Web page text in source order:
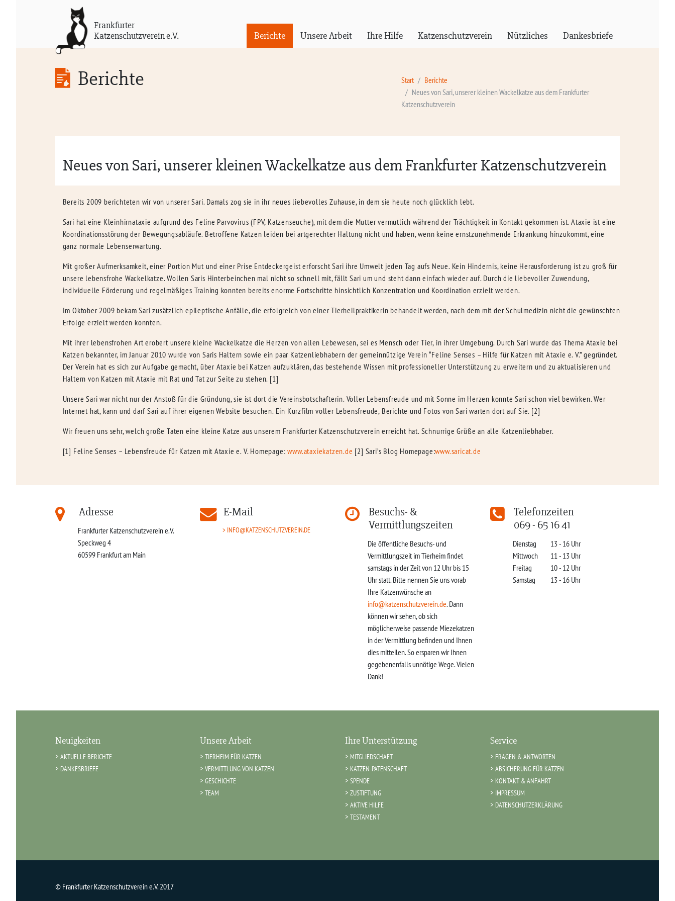
Frankfurter
Katzenschutzverein e.V.
Berichte Unsere Arbeit Ihre Hilfe Katzenschutzverein Nützliches Dankesbriefe
Berichte Start
Berichte
Neues von Sari, unserer kleinen Wackelkatze aus dem Frankfurter
Katzenschutzverein
Neues von Sari, unserer kleinen Wackelkatze aus dem Frankfurter Katzenschutzverein
Bereits 2009 berichteten wir von unserer Sari. Damals zog sie in ihr neues liebevolles Zuhause, in dem sie heute noch glücklich lebt.
Sari hat eine Kleinhirnataxie aufgrund des Feline Parvovirus (FPV, Katzenseuche), mit dem die Mutter vermutlich während der Trächtigkeit in Kontakt gekommen ist. Ataxie ist eine
Koordinationsstörung der Bewegungsabläufe. Betroffene Katzen leiden bei artgerechter Haltung nicht und haben, wenn keine ernstzunehmende Erkrankung hinzukommt, eine
ganz normale Lebenserwartung.
Mit großer Aufmerksamkeit, einer Portion Mut und einer Prise Entdeckergeist erforscht Sari ihre Umwelt jeden Tag aufs Neue. Kein Hindernis, keine Herausforderung ist zu groß für
unsere lebensfrohe Wackelkatze. Wollen Saris Hinterbeinchen mal nicht so schnell mit, fällt Sari um und steht dann einfach wieder auf. Durch die liebevoller Zuwendung,
individuelle Förderung und regelmäßiges Training konnten bereits enorme Fortschritte hinsichtlich Konzentration und Koordination erzielt werden.
Im Oktober 2009 bekam Sari zusätzlich epileptische Anfälle, die erfolgreich von einer Tierheilpraktikerin behandelt werden, nach dem mit der Schulmedizin nicht die gewünschten
Erfolge erzielt werden konnten.
Mit ihrer lebensfrohen Art erobert unsere kleine Wackelkatze die Herzen von allen Lebewesen, sei es Mensch oder Tier, in ihrer Umgebung. Durch Sari wurde das Thema Ataxie bei
Katzen bekannter, im Januar 2010 wurde von Saris Haltern sowie ein paar Katzenliebhabern der gemeinnützige Verein “Feline Senses – Hilfe für Katzen mit Ataxie e. V.” gegründet.
Der Verein hat es sich zur Aufgabe gemacht, über Ataxie bei Katzen aufzuklären, das bestehende Wissen mit professioneller Unterstützung zu erweitern und zu aktualisieren und
Haltern von Katzen mit Ataxie mit Rat und Tat zur Seite zu stehen. [1]
Unsere Sari war nicht nur der Anstoß für die Gründung, sie ist dort die Vereinsbotschafterin. Voller Lebensfreude und mit Sonne im Herzen konnte Sari schon viel bewirken. Wer
Internet hat, kann und darf Sari auf ihrer eigenen Website besuchen. Ein Kurzfilm voller Lebensfreude, Berichte und Fotos von Sari warten dort auf Sie. [2]
Wir freuen uns sehr, welch große Taten eine kleine Katze aus unserem Frankfurter Katzenschutzverein erreicht hat. Schnurrige Grüße an alle Katzenliebhaber.
[1] Feline Senses – Lebensfreude für Katzen mit Ataxie e. V. Homepage:www.ataxiekatzen.de [2] Sari’s Blog Homepage:www.saricat.de
Adresse
Frankfurter Katzenschutzverein e.V.
Speckweg 4
60599 Frankfurt am Main
E-Mail
INFO@KATZENSCHUTZVEREIN.DE
Besuchs- &
Vermittlungszeiten
Die öffentliche Besuchs- und
Vermittlungszeit im Tierheim findet
samstags in der Zeit von 12 Uhr bis 15
Uhr statt. Bitte nennen Sie uns vorab
Ihre Katzenwünsche an
info@katzenschutzverein.de. Dann
können wir sehen, ob sich
möglicherweise passende Miezekatzen
in der Vermittlung befinden und Ihnen
dies mitteilen. So ersparen wir Ihnen
gegebenenfalls unnötige Wege. Vielen
Dank!
Telefonzeiten
069 - 65 16 41
Dienstag
13 - 16 Uhr
Mittwoch
11 - 13 Uhr
Freitag
10 - 12 Uhr
Samstag
13 - 16 Uhr
Neuigkeiten
AKTUELLE BERICHTE
DANKESBRIEFE
Unsere Arbeit
TIERHEIM FÜR KATZEN
VERMITTLUNG VON KATZEN
GESCHICHTE
TEAM
Ihre Unterstützung
MITGLIEDSCHAFT
KATZEN-PATENSCHAFT
SPENDE
ZUSTIFTUNG
AKTIVE HILFE
TESTAMENT
Service
FRAGEN & ANTWORTEN
ABSICHERUNG FÜR KATZEN
KONTAKT & ANFAHRT
IMPRESSUM
DATENSCHUTZERKLÄRUNG
© Frankfurter Katzenschutzverein e.V. 2017